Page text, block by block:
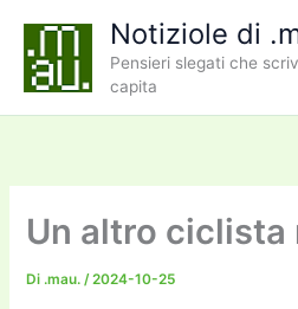
contenuto
Notiziole di
Pensieri slegati che
capita
Un altro ciclista
Di .mau./2024-10-25